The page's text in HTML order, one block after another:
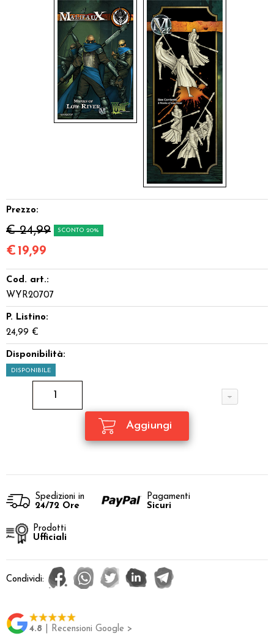
Prezzo:
€ 24,99 SCONTO 20%
€ 19,99
Cod. art.:
WYR20707
P. Listino:
24,99 €
Disponibilità:
DISPONIBILE
Spedizioni in
24/72 Ore
Pagamenti
Sicuri
Prodotti
Ufficiali
Condividi:
4.8 | Recensioni Google >